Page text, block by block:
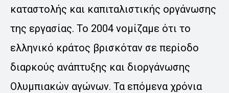
καταστολής και καπιταλιστικής οργάνωσης
της εργασίας. Το 2004 νομίζαμε ότι το
ελληνικό κράτος βρισκόταν σε περίοδο
διαρκούς ανάπτυξης και διοργάνωσης
Ολυμπιακών αγώνων. Τα επόμενα χρόνια